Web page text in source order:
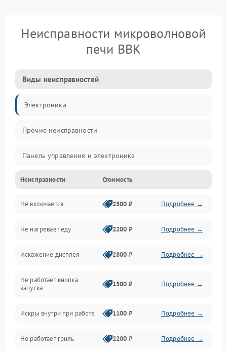
Неисправности микроволновой
печи BBK
Виды неисправностей
Электроника
Прочие неисправности
Панель управления и электроника
Дверца и корпус
Механика и внутренние элементы
Механические повреждения
Питание и запуск
Нагрев и приготовление
Программное обеспечение
Неисправности Стоимость
Не включается 2500 ₽ Подробнее →
Не нагревает еду 2200 ₽ Подробнее →
Искажение дисплея 2800 ₽ Подробнее →
Не работает кнопка
запуска
1500 ₽ Подробнее →
Искры внутри при работе 1100 ₽ Подробнее →
Не работает гриль 2200 ₽ Подробнее →